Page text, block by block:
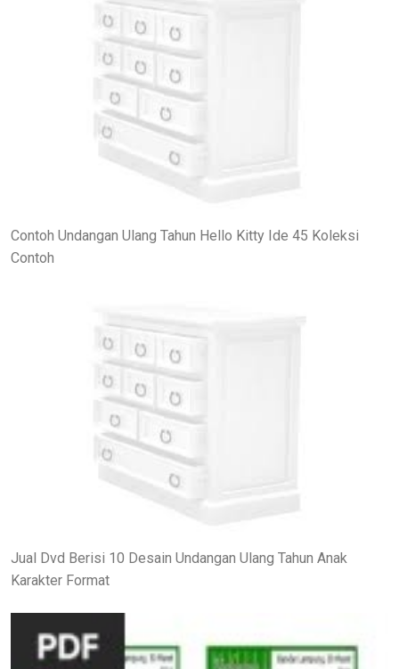
Contoh Undangan Ulang Tahun Hello Kitty Ide 45 Koleksi
Contoh
Jual Dvd Berisi 10 Desain Undangan Ulang Tahun Anak
Karakter Format